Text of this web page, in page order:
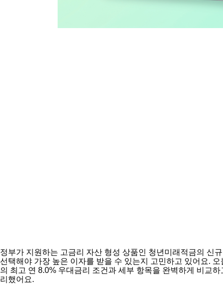
정부가 지원하는 고금리 자산 형성 상품인 청년미래적금의 신
선택해야 가장 높은 이자를 받을 수 있는지 고민하고 있어요.
의 최고 연 8.0% 우대금리 조건과 세부 항목을 완벽하게 비교
리했어요.